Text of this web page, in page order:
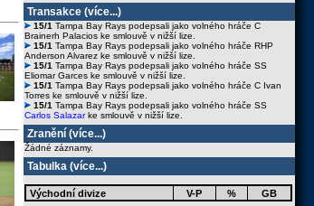
Transakce (více...)
15/1 Tampa Bay Rays podepsali jako volného hráče C
Brainerh Palacios ke smlouvě v nižší lize.
15/1 Tampa Bay Rays podepsali jako volného hráče RHP
Anderson Alvarez ke smlouvě v nižší lize.
15/1 Tampa Bay Rays podepsali jako volného hráče SS
Eliomar Garces ke smlouvě v nižší lize.
15/1 Tampa Bay Rays podepsali jako volného hráče C Ivan
Torres ke smlouvě v nižší lize.
15/1 Tampa Bay Rays podepsali jako volného hráče SS
Carlos Salazarke smlouvě v nižší lize.
Zranění (více...)
Žádné záznamy.
Tabulka (více...)
Východní divize V-P % GB